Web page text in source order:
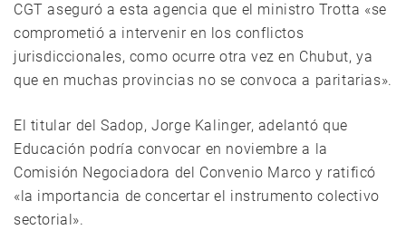
CGT aseguró a esta agencia que el ministro Trotta «se
comprometió a intervenir en los conflictos
jurisdiccionales, como ocurre otra vez en Chubut, ya
que en muchas provincias no se convoca a paritarias».
El titular del Sadop, Jorge Kalinger, adelantó que
Educación podría convocar en noviembre a la
Comisión Negociadora del Convenio Marco y ratificó
«la importancia de concertar el instrumento colectivo
sectorial».